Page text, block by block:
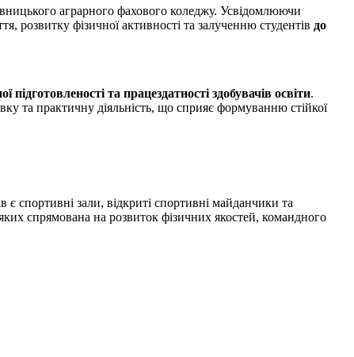
аграрного фахового коледжу. Усвідомлюючи
розвитку фізичної активності та залученню студентів до
та працездатності здобувачів освіти.
та практичну діяльність, що сприяє формуванню стійкої
є спортивні зали, відкриті спортивні майданчики та
спрямована на розвиток фізичних якостей, командного